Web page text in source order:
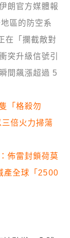
朗官方媒體報
區的防空系
在「攔截敵對
突升級信號引
間飆漲超過 5
「格殺勿
倍火力掃蕩
佈雷封鎖荷莫
產全球「2500